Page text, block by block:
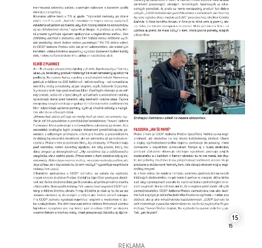
15
REKLAMA